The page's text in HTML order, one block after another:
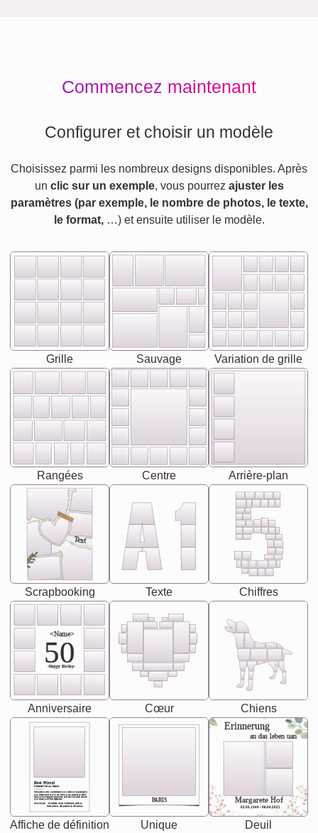
Commencez maintenant
Configurer et choisir un modèle
Choisissez parmi les nombreux designs disponibles. Après
un clic sur un exemple, vous pourrez ajuster les
paramètres (par exemple, le nombre de photos, le texte,
le format,…) et ensuite utiliser le modèle.
Grille Sauvage Variation de grille
Rangées Centre Arrière-plan
Text
Scrapbooking Texte Chiffres
<Name>
50
-Happy Birday-
Anniversaire Cœur Chiens
Best Friend
[<NAME>] Noun, feminie
Synonyms: Soulmate, closet confidante, sister at
heart person, life partner in adventure.
The person who understands you without explanation
you accepts just as you are. She's your partner in life's,
chaos your biggest supporter, and the one with whom
you share your best memories.
Affiche de définition
PARIS
Unique
Erinnerung
an das leben uan
Margarete Hof
02.05.1940 - 08.04.2021
Deuil